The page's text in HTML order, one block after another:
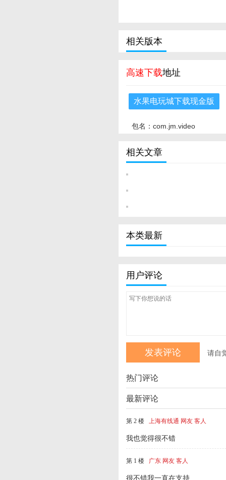
相关版本
高速下载地址
水果电玩城下载现金版
包名：com.jm.video
相关文章
本类最新
用户评论
请自
热门评论
最新评论
第 2 楼 上海有线通 网友 客人
我也觉得很不错
第 1 楼 广东 网友 客人
很不错我一直在支持